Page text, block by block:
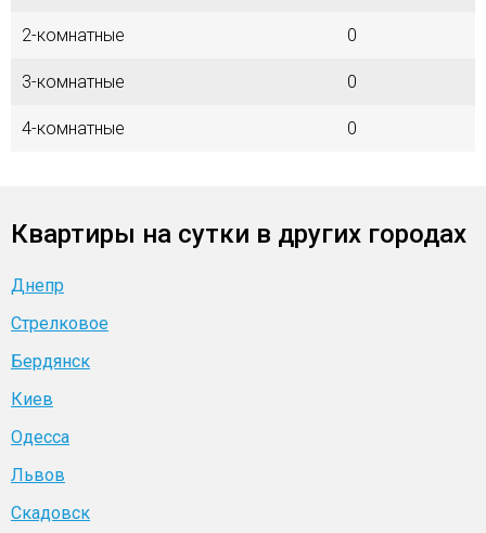
2-комнатные 0
3-комнатные 0
4-комнатные 0
Квартиры на сутки в других городах
Днепр
Стрелковое
Бердянск
Киев
Одесса
Львов
Скадовск